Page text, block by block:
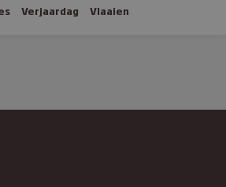
Verjaardag Vlaaien